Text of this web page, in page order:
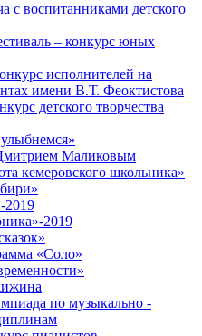
с воспитанниками детского
– конкурс юных
исполнителей на
имени В.Т. Феоктистова
детского творчества
Маликовым
кемеровского школьника»
2019
2019
«Соло»
по музыкально -